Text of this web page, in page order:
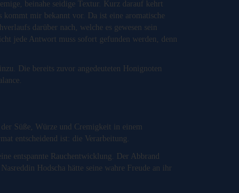
beinahe seidige Textur. Kurz darauf kehrt
mir bekannt vor. Da ist eine aromatische
darüber nach, welche es gewesen sein
jede Antwort muss sofort gefunden werden, denn
Die bereits zuvor angedeuteten Honignoten
Süße, Würze und Cremigkeit in einem
entscheidend ist: die Verarbeitung.
entspannte Rauchentwicklung. Der Abbrand
Hodscha hätte seine wahre Freude an ihr